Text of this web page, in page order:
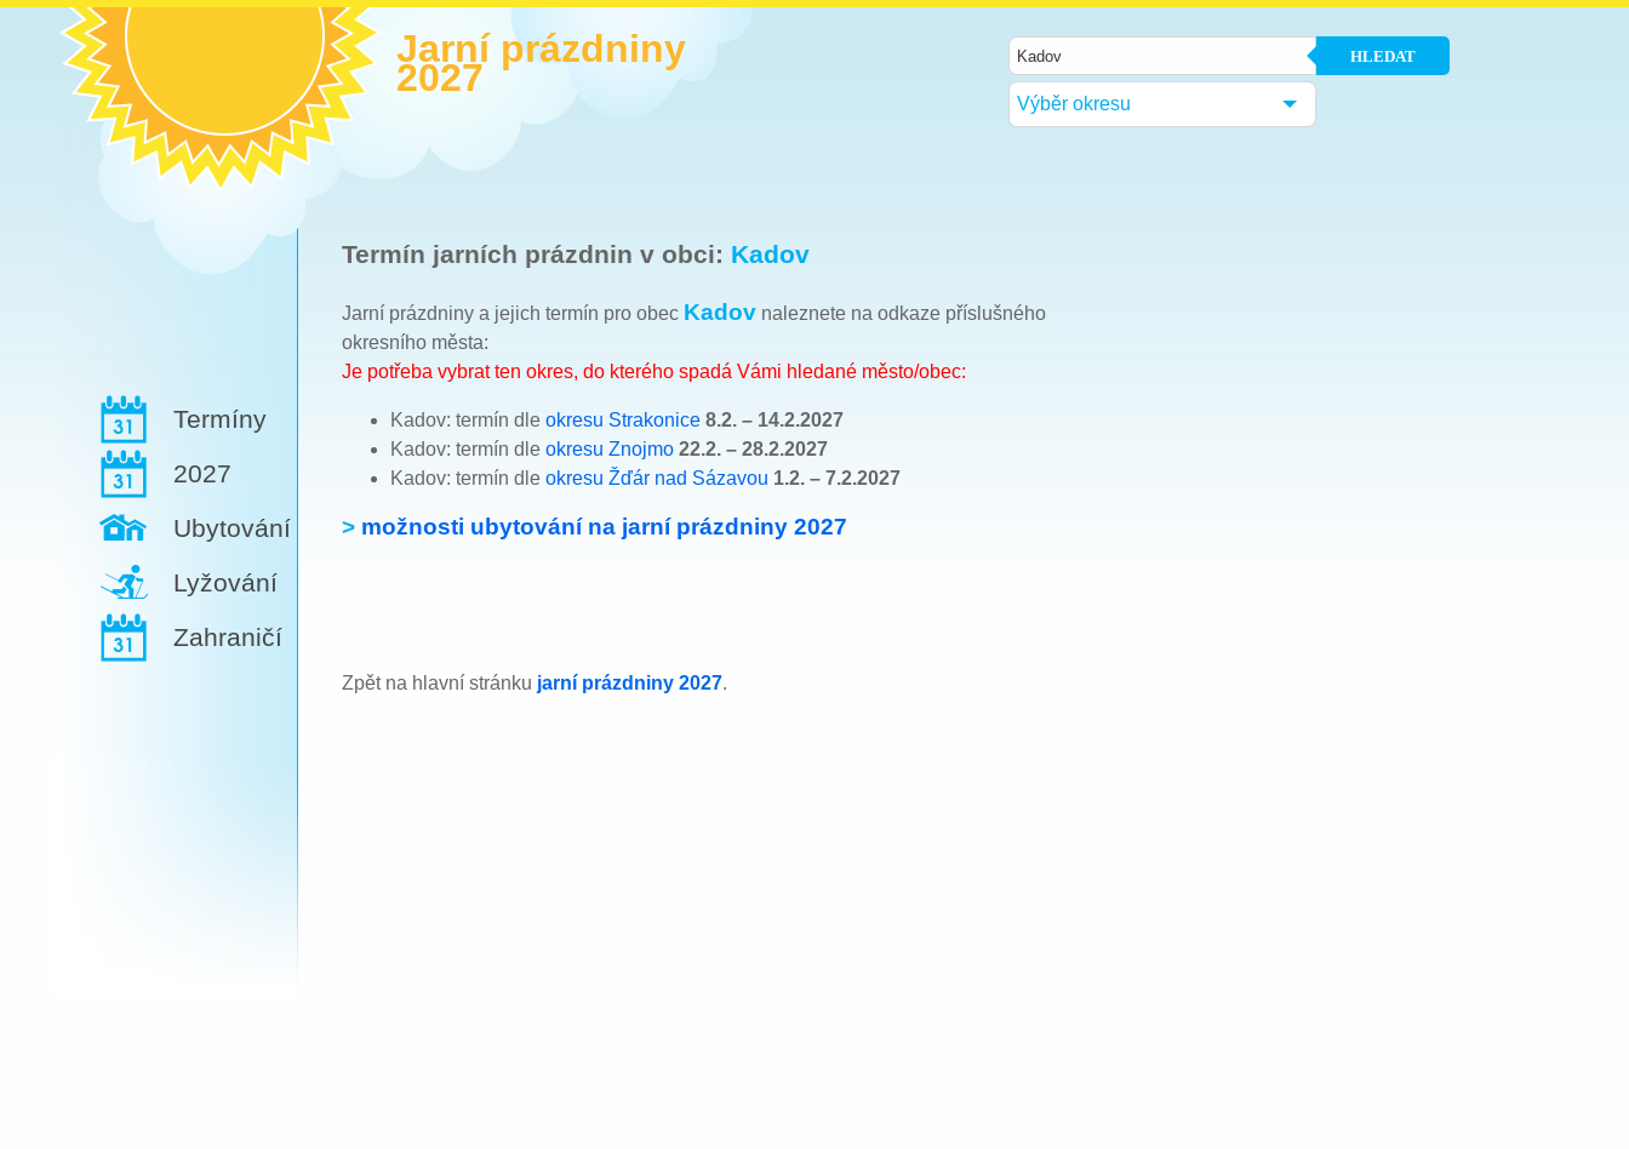
Jarní prázdniny
2027 HLEDAT
Výběr okresu
Termíny
2027
Ubytování
Lyžování
Zahraničí
Termín jarních prázdnin v obci: Kadov
Jarní prázdniny a jejich termín pro obec Kadov naleznete na odkaze příslušného
okresního města:
Je potřeba vybrat ten okres, do kterého spadá Vámi hledané město/obec:
Kadov: termín dle okresu Strakonice 8.2. – 14.2.2027
Kadov: termín dle okresu Znojmo 22.2. – 28.2.2027
Kadov: termín dle okresu Žďár nad Sázavou 1.2. – 7.2.2027
> možnosti ubytování na jarní prázdniny 2027
Zpět na hlavní stránku jarní prázdniny 2027.